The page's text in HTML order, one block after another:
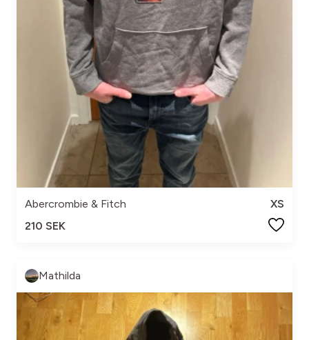
Abercrombie & Fitch
XS
210 SEK
Mathilda